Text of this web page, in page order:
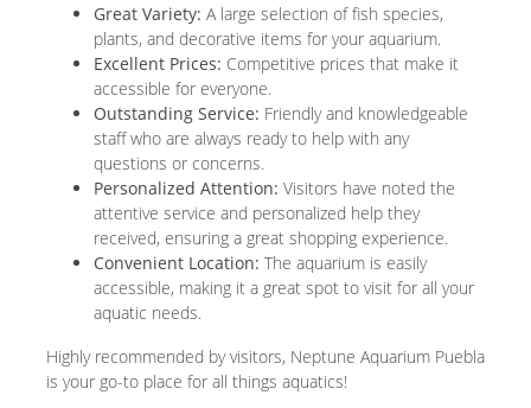
Great Variety: A large selection of fish species,
plants, and decorative items for your aquarium.
Excellent Prices: Competitive prices that make it
accessible for everyone.
Outstanding Service: Friendly and knowledgeable
staff who are always ready to help with any
questions or concerns.
Personalized Attention: Visitors have noted the
attentive service and personalized help they
received, ensuring a great shopping experience.
Convenient Location: The aquarium is easily
accessible, making it a great spot to visit for all your
aquatic needs.
Highly recommended by visitors, Neptune Aquarium Puebla
is your go-to place for all things aquatics!